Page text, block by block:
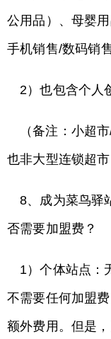
公用品）、母婴
手机销售/数码销
2）也包含个人
（备注：小超
也非大型连锁超
8、成为菜鸟驿
否需要加盟费？
1）个体站点：
不需要任何加盟
额外费用。但是